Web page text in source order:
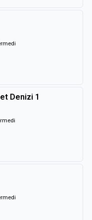
Denizi 1